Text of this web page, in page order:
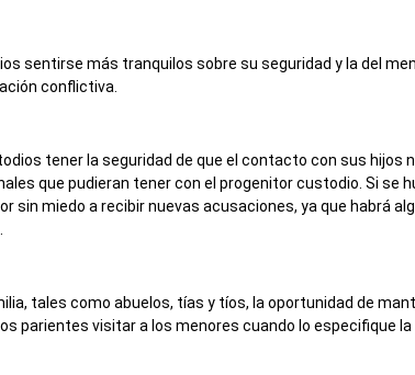
sentirse más tranquilos sobre su seguridad y la del
conflictiva.
tener la seguridad de que el contacto con sus hijos
que pudieran tener con el progenitor custodio. Si se
miedo a recibir nuevas acusaciones, ya que habrá
tales como abuelos, tías y tíos, la oportunidad de
parientes visitar a los menores cuando lo especifique la